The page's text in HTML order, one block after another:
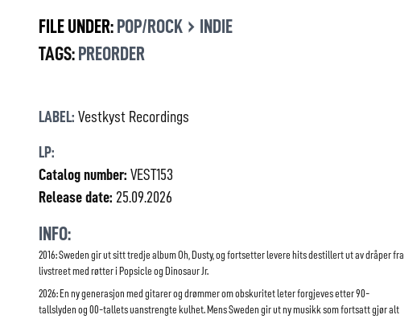
FILE UNDER: POP/ROCK ›
INDIE
TAGS: PREORDER
LABEL: Vestkyst Recordings
LP:
Catalog number: VEST153
Release date: 25.09.2026
INFO:
2016: Sweden gir ut sitt tredje album Oh, Dusty, og fortsetter levere hits destillert ut av dråper fra
livstreet med røtter i Popsicle og Dinosaur Jr.
2026: En ny generasjon med gitarer og drømmer om obskuritet leter forgjeves etter 90-
tallslyden og 00-tallets uanstrengte kulhet. Mens Sweden gir ut ny musikk som fortsatt gjør alt